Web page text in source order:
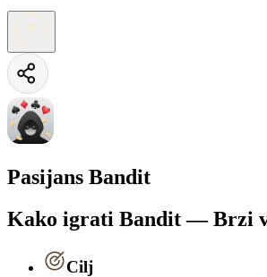
Pasijans Bandit
Kako igrati Bandit — Brzi
Cilj